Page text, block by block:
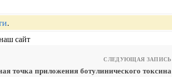
.
сайт
СЛЕДУЮЩАЯ ЗАПИСЬ
точка приложения ботулинического токсина